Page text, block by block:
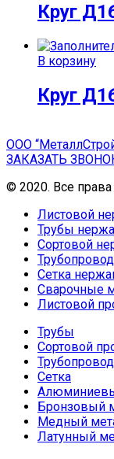
Круг
В корзину
Круг
ООО
ЗАКАЗАТЬ
© 2020. Все
Листовой
Трубы
Сортовой
Сетка
Сварочные
Листовой
Трубы
Сортовой
Сетка
Бронзовый
Медный
Латунный